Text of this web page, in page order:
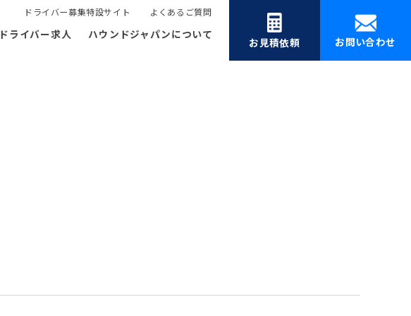
ドライバー募集特設サイト よくあるご質問
ドライバー求人 ハウンドジャパンについて
お見積依頼 お問い合わせ